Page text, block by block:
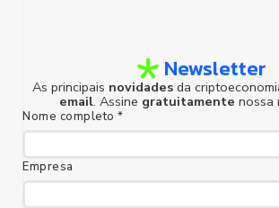
Newsletter
As principais novidades da
email. Assine gratuitamente nossa
Nome completo *
Empresa